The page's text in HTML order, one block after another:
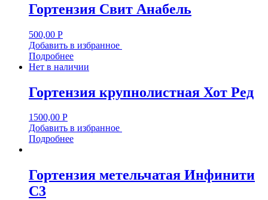
Гортензия Свит Анабель
500,00 Р
Добавить в избранное
Подробнее
Нет в наличии
Гортензия крупнолистная Хот Ред
1500,00 Р
Добавить в избранное
Подробнее
Гортензия метельчатая Инфинити
C3